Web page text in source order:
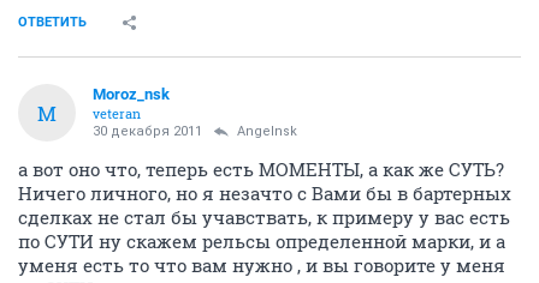
ОТВЕТИТЬ
M
Moroz_nsk
veteran
30 декабря 2011 Angelnsk
а вот оно что, теперь есть МОМЕНТЫ, а как же СУТЬ?
Ничего личного, но я незачто с Вами бы в бартерных
сделках не стал бы учавствать, к примеру у вас есть
по СУТИ ну скажем рельсы определенной марки, и а
уменя есть то что вам нужно , и вы говорите у меня